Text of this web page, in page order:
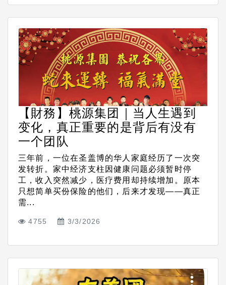
【財務】桃源集团｜当人生遇到
变化，真正重要的是背后有没有
一个团队
三年前，一位在圣盖博的华人家庭经历了一次突
发转折。家中经济支柱因健康问题必须暂时停
工，收入突然减少，医疗费用却持续增加。原本
只想简单买份保险的他们，后来才发现——真正
需...
4755 3/3/2026